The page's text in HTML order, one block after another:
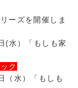
ーズを開催しま
(水）「もしも家
ク
（水）「もしも